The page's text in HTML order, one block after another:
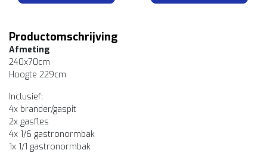
Productomschrijving
Afmeting
240x70cm
Hoogte 229cm
Inclusief:
4x brander/gaspit
2x gasfles
4x 1/6 gastronormbak
1x 1/1 gastronormbak